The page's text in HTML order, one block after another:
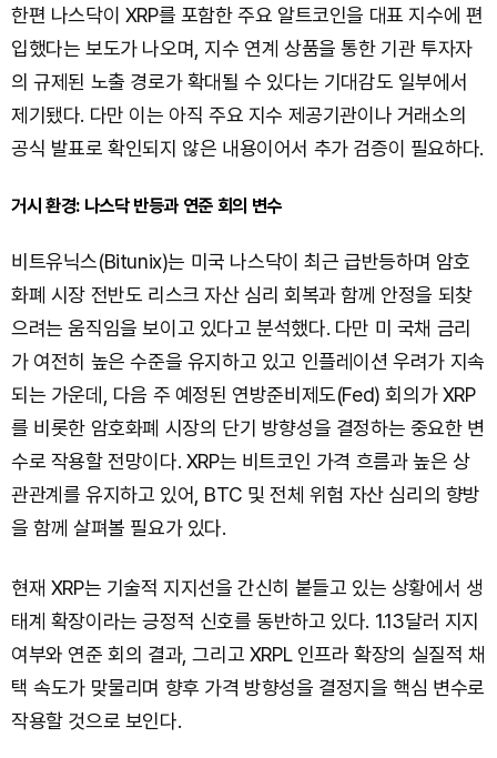
한편 나스닥이 XRP를 포함한 주요 알트코인을 대표 지수에 편
입했다는 보도가 나오며, 지수 연계 상품을 통한 기관 투자자
의 규제된 노출 경로가 확대될 수 있다는 기대감도 일부에서
제기됐다. 다만 이는 아직 주요 지수 제공기관이나 거래소의
공식 발표로 확인되지 않은 내용이어서 추가 검증이 필요하다.
거시 환경: 나스닥 반등과 연준 회의 변수
비트유닉스(Bitunix)는 미국 나스닥이 최근 급반등하며 암호
화폐 시장 전반도 리스크 자산 심리 회복과 함께 안정을 되찾
으려는 움직임을 보이고 있다고 분석했다. 다만 미 국채 금리
가 여전히 높은 수준을 유지하고 있고 인플레이션 우려가 지속
되는 가운데, 다음 주 예정된 연방준비제도(Fed) 회의가 XRP
를 비롯한 암호화폐 시장의 단기 방향성을 결정하는 중요한 변
수로 작용할 전망이다. XRP는 비트코인 가격 흐름과 높은 상
관관계를 유지하고 있어, BTC 및 전체 위험 자산 심리의 향방
을 함께 살펴볼 필요가 있다.
현재 XRP는 기술적 지지선을 간신히 붙들고 있는 상황에서 생
태계 확장이라는 긍정적 신호를 동반하고 있다. 1.13달러 지지
여부와 연준 회의 결과, 그리고 XRPL 인프라 확장의 실질적 채
택 속도가 맞물리며 향후 가격 방향성을 결정지을 핵심 변수로
작용할 것으로 보인다.